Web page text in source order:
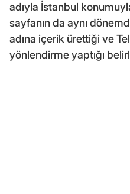
adıyla İstanbul
sayfanın da aynı
adına içerik ürettiği ve
yönlendirme yaptığı